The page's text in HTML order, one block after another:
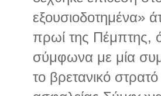
εξουσιοδοτημένα»
πρωί της Πέμπτης,
σύμφωνα με μία
το βρετανικό στρατό